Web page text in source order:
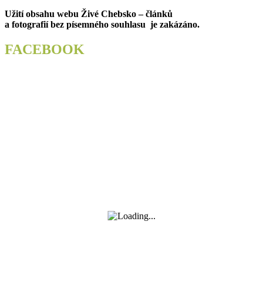
Užití obsahu webu Živé Chebsko – článků
a fotografií bez písemného souhlasu je zakázáno.
FACEBOOK